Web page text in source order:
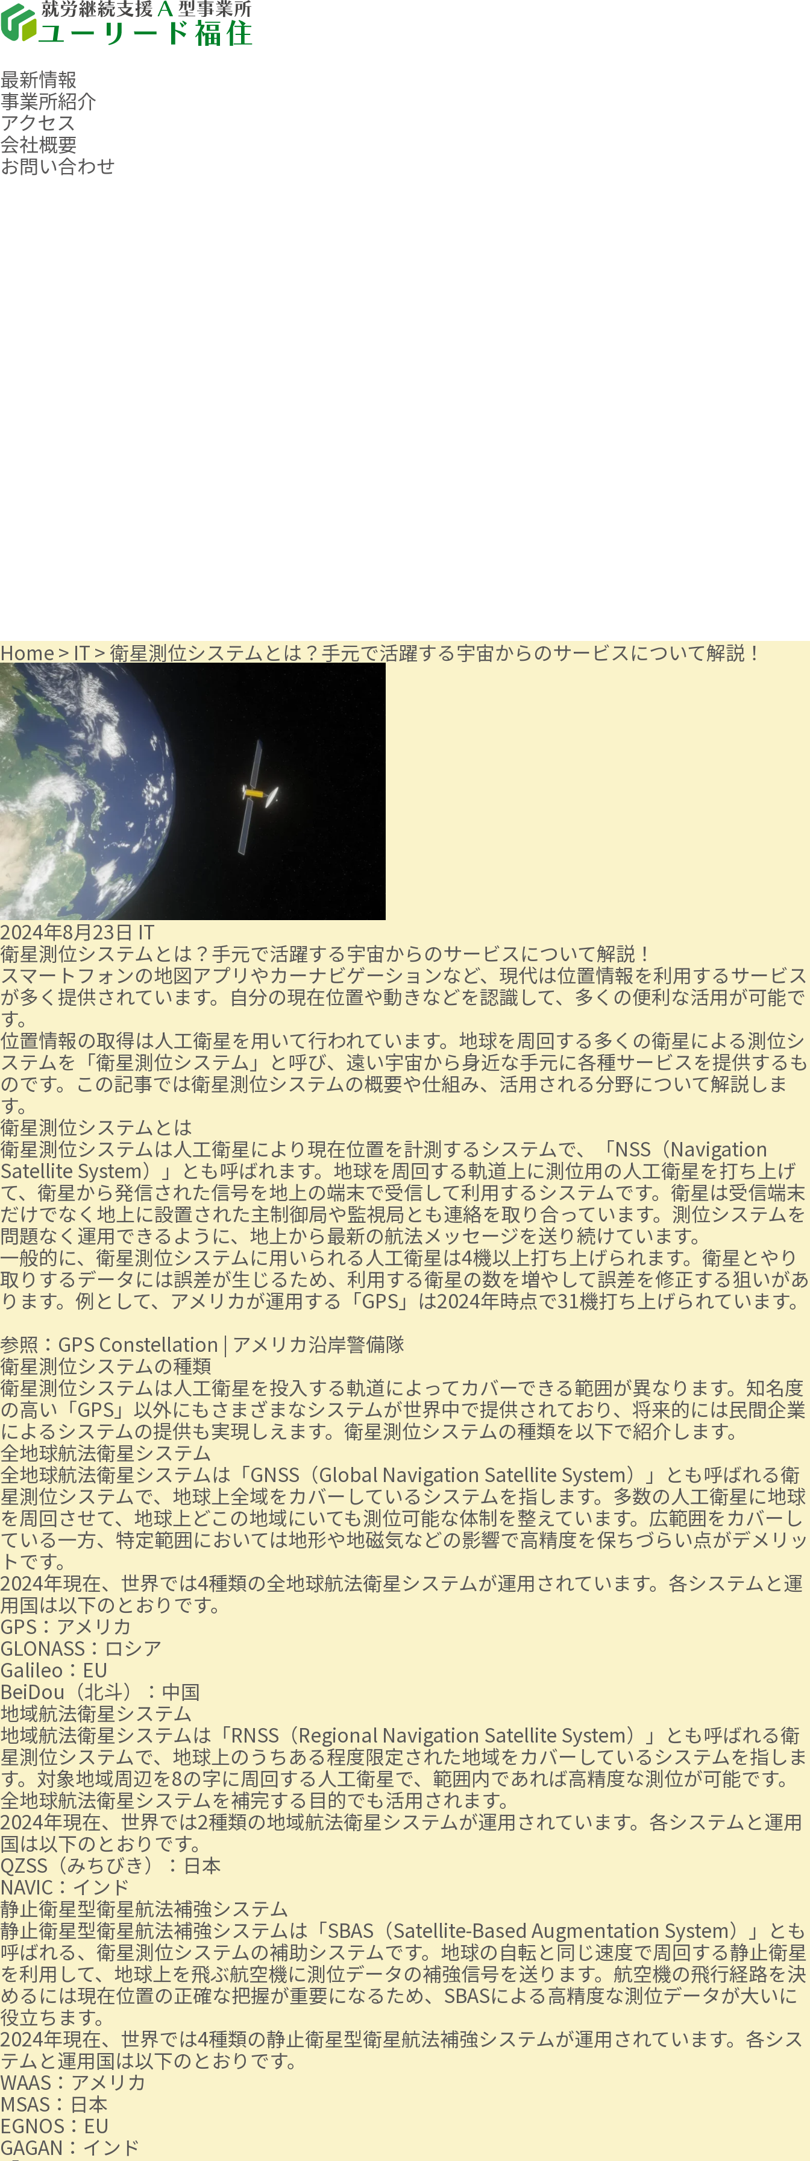
最新情報
事業所紹介
アクセス
会社概要
お問い合わせ
Home> IT>衛星測位システムとは？手元で活躍する宇宙からのサービスについて解説！
2024年8月23日 IT
衛星測位システムとは？手元で活躍する宇宙からのサービスについて解説！
スマートフォンの地図アプリやカーナビゲーションなど、現代は位置情報を利用するサービス
が多く提供されています。自分の現在位置や動きなどを認識して、多くの便利な活用が可能で
す。
位置情報の取得は人工衛星を用いて行われています。地球を周回する多くの衛星による測位シ
ステムを「衛星測位システム」と呼び、遠い宇宙から身近な手元に各種サービスを提供するも
のです。この記事では衛星測位システムの概要や仕組み、活用される分野について解説しま
す。
衛星測位システムとは
衛星測位システムは人工衛星により現在位置を計測するシステムで、「NSS（Navigation
Satellite System）」とも呼ばれます。地球を周回する軌道上に測位用の人工衛星を打ち上げ
て、衛星から発信された信号を地上の端末で受信して利用するシステムです。衛星は受信端末
だけでなく地上に設置された主制御局や監視局とも連絡を取り合っています。測位システムを
問題なく運用できるように、地上から最新の航法メッセージを送り続けています。
一般的に、衛星測位システムに用いられる人工衛星は4機以上打ち上げられます。衛星とやり
取りするデータには誤差が生じるため、利用する衛星の数を増やして誤差を修正する狙いがあ
ります。例として、アメリカが運用する「GPS」は2024年時点で31機打ち上げられています。
参照： GPS Constellation | アメリカ沿岸警備隊
衛星測位システムの種類
衛星測位システムは人工衛星を投入する軌道によってカバーできる範囲が異なります。知名度
の高い「GPS」以外にもさまざまなシステムが世界中で提供されており、将来的には民間企業
によるシステムの提供も実現しえます。衛星測位システムの種類を以下で紹介します。
全地球航法衛星システム
全地球航法衛星システムは「GNSS（Global Navigation Satellite System）」とも呼ばれる衛
星測位システムで、地球上全域をカバーしているシステムを指します。多数の人工衛星に地球
を周回させて、地球上どこの地域にいても測位可能な体制を整えています。広範囲をカバーし
ている一方、特定範囲においては地形や地磁気などの影響で高精度を保ちづらい点がデメリッ
トです。
2024年現在、世界では4種類の全地球航法衛星システムが運用されています。各システムと運
用国は以下のとおりです。
GPS：アメリカ
GLONASS：ロシア
Galileo：EU
BeiDou（北斗）：中国
地域航法衛星システム
地域航法衛星システムは「RNSS（Regional Navigation Satellite System）」とも呼ばれる衛
星測位システムで、地球上のうちある程度限定された地域をカバーしているシステムを指しま
す。対象地域周辺を8の字に周回する人工衛星で、範囲内であれば高精度な測位が可能です。
全地球航法衛星システムを補完する目的でも活用されます。
2024年現在、世界では2種類の地域航法衛星システムが運用されています。各システムと運用
国は以下のとおりです。
QZSS（みちびき）：日本
NAVIC：インド
静止衛星型衛星航法補強システム
静止衛星型衛星航法補強システムは「SBAS（Satellite-Based Augmentation System）」とも
呼ばれる、衛星測位システムの補助システムです。地球の自転と同じ速度で周回する静止衛星
を利用して、地球上を飛ぶ航空機に測位データの補強信号を送ります。航空機の飛行経路を決
めるには現在位置の正確な把握が重要になるため、SBASによる高精度な測位データが大いに
役立ちます。
2024年現在、世界では4種類の静止衛星型衛星航法補強システムが運用されています。各シス
テムと運用国は以下のとおりです。
WAAS：アメリカ
MSAS：日本
EGNOS：EU
GAGAN：インド